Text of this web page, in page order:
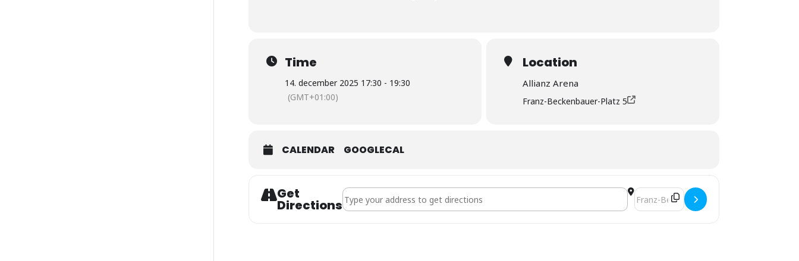
Time
14. december 2025 17:30 - 19:30
(GMT+01:00)
Location
Allianz Arena
Franz-Beckenbauer-Platz 5
CALENDAR GOOGLECAL
Get
Directions
Address - BL FC Bayern : FSV Mainz 05 [] Destination Address - BL FC Bayern : FSV